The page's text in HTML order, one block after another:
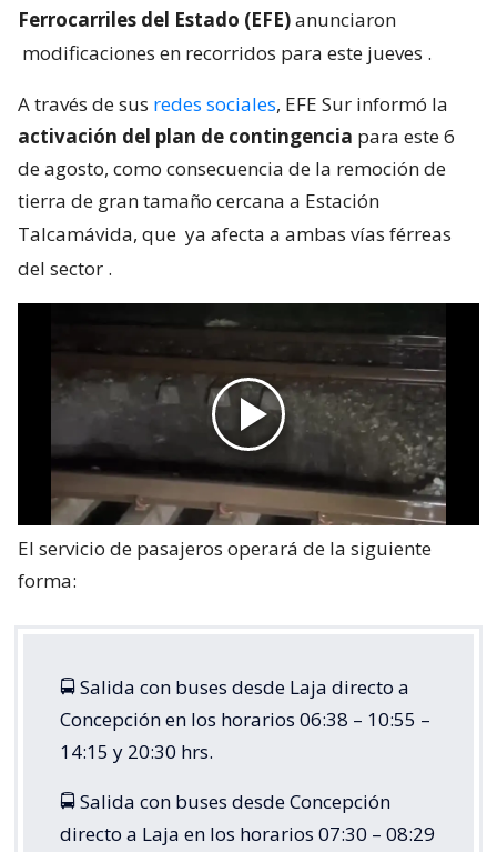
Ferrocarriles del Estado (EFE)anunciaron
modificaciones en recorridos para este jueves .
A través de sus redes sociales, EFE Sur informó la
activación del plan de contingencia para este 6
de agosto, como consecuencia de la remoción de
tierra de gran tamaño cercana a Estación
Talcamávida, que ya afecta a ambas vías férreas
del sector .
El servicio de pasajeros operará de la siguiente
forma:
🚍 Salida con buses desde Laja directo a
Concepción en los horarios 06:38 – 10:55 –
14:15 y 20:30 hrs.
🚍 Salida con buses desde Concepción
directo a Laja en los horarios 07:30 – 08:29